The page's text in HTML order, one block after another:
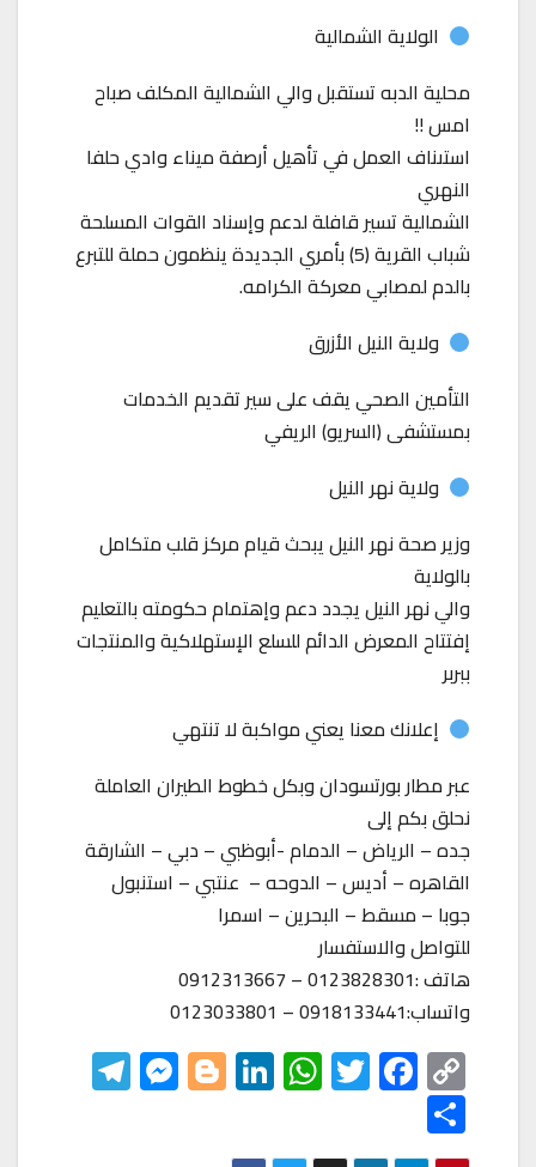
الولاية الشمالية
محلية الدبه تستقبل والي الشمالية المكلف صباح
امس !!
استىناف العمل في تأهيل أرصفة ميناء وادي حلفا
النهري
الشمالية تسير قافلة لدعم وإسناد القوات المسلحة
شباب القرية (5) بأمري الجديدة ينظمون حملة للتبرع
بالدم لمصابي معركة الكرامه.
ولاية النيل الأزرق
التأمين الصحي يقف على سير تقديم الخدمات
بمستشفى (السريو) الريفي
ولاية نهر النيل
وزير صحة نهر النيل يبحث قيام مركز قلب متكامل
بالولاية
والي نهر النيل يجدد دعم وإهتمام حكومته بالتعليم
إفتتاح المعرض الدائم للسلع الإستهلاكية والمنتجات
ببربر
إعلانك معنا يعني مواكبة لا تنتهي
عبر مطار بورتسودان وبكل خطوط الطيران العاملة
نحلق بكم إلى
جده – الرياض – الدمام -أبوظبي – دبي – الشارقة
القاهره – أديس – الدوحه – عنتبي – استنبول
جوبا – مسقط – البحرين – اسمرا
للتواصل والاستفسار
هاتف :0123828301 – 0912313667
واتساب:0918133441 – 0123033801
C
o
p
F
ac
eb
T
wi
tt
W
h
at
Li
nk
ed
Bl
o
M
es S